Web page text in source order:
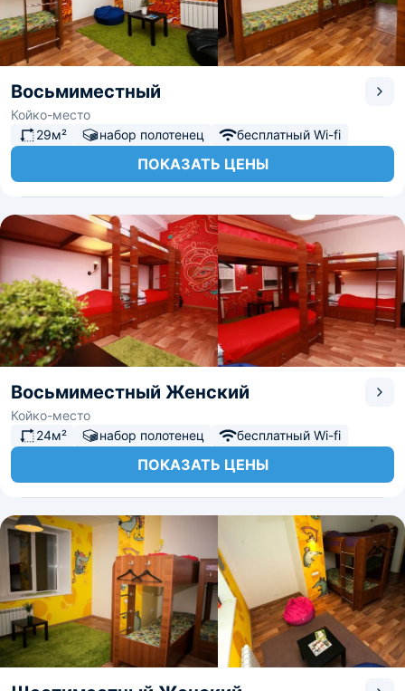
Восьмиместный
Койко-место
29м²
набор полотенец бесплатный Wi-fi
ПОКАЗАТЬ ЦЕНЫ
Восьмиместный Женский
Койко-место
24м²
набор полотенец бесплатный Wi-fi
ПОКАЗАТЬ ЦЕНЫ